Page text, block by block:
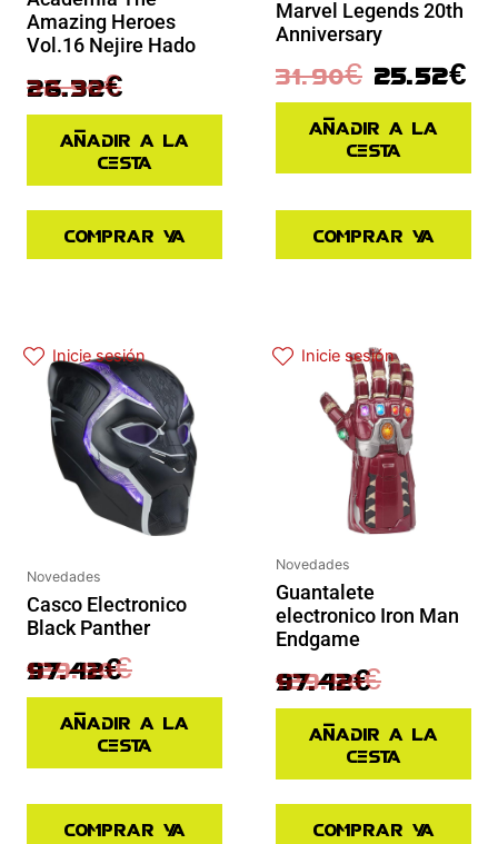
Amazing Heroes
Vol.16 Nejire Hado
32.90€
26.32€
Añadir a la
cesta
Comprar ya
Marvel Legends 20th
Anniversary
31.90€ 25.52€
Añadir a la
cesta
Comprar ya
Inicie sesión
Novedades
Casco Electronico
Black Panther
129.90€
97.42€
Añadir a la
cesta
Comprar ya
Inicie sesión
Novedades
Guantalete
electronico Iron Man
Endgame
129.90€
97.42€
Añadir a la
cesta
Comprar ya